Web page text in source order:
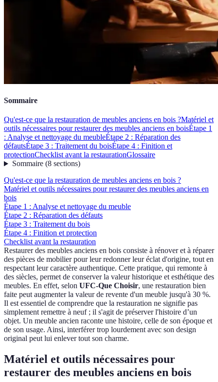
Sommaire
Qu'est-ce que la restauration de meubles anciens en bois ?Matériel et
outils nécessaires pour restaurer des meubles anciens en boisÉtape 1
: Analyse et nettoyage du meubleÉtape 2 : Réparation des
défautsÉtape 3 : Traitement du boisÉtape 4 : Finition et
protectionChecklist avant la restaurationGlossaire
Sommaire(8 sections)
Qu'est-ce que la restauration de meubles anciens en bois ?
Matériel et outils nécessaires pour restaurer des meubles anciens en
bois
Étape 1 : Analyse et nettoyage du meuble
Étape 2 : Réparation des défauts
Étape 3 : Traitement du bois
Étape 4 : Finition et protection
Checklist avant la restauration
Restaurer des meubles anciens en bois consiste à rénover et à réparer
des pièces de mobilier pour leur redonner leur éclat d'origine, tout en
respectant leur caractère authentique. Cette pratique, qui remonte à
des siècles, permet de conserver la valeur historique et esthétique des
meubles. En effet, selon UFC-Que Choisir, une restauration bien
faite peut augmenter la valeur de revente d'un meuble jusqu'à 30 %.
Il est essentiel de comprendre que la restauration ne signifie pas
simplement remettre à neuf ; il s'agit de préserver l'histoire d’un
objet. Un meuble ancien raconte une histoire, celle de son époque et
de son usage. Ainsi, interférer trop lourdement avec son design
original peut lui enlever tout son charme.
Matériel et outils nécessaires pour
restaurer des meubles anciens en bois